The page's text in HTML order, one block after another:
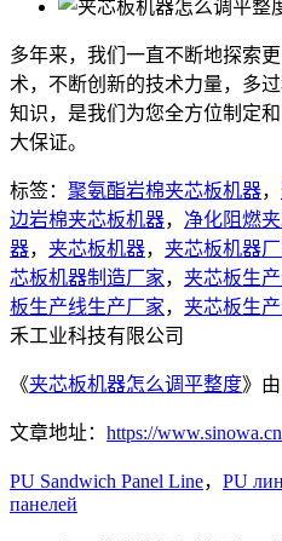
多年来，我们一直不断地探索
术，不断创新的技术力量，多
知识，是我们为您全方位制定
大保证。
标签： 聚氨酯岩棉夹芯板机器，
边岩棉夹芯板机器， 净化阻燃
器， 夹芯板机器， 夹芯板机器
芯板机器制造厂家， 夹芯板生
板生产线生产厂家， 夹芯板生
禾工业科技有限公司
《夹芯板机器怎么调平整度》由
文章地址： https://
PU Sandwich Panel Line， PU
панелей